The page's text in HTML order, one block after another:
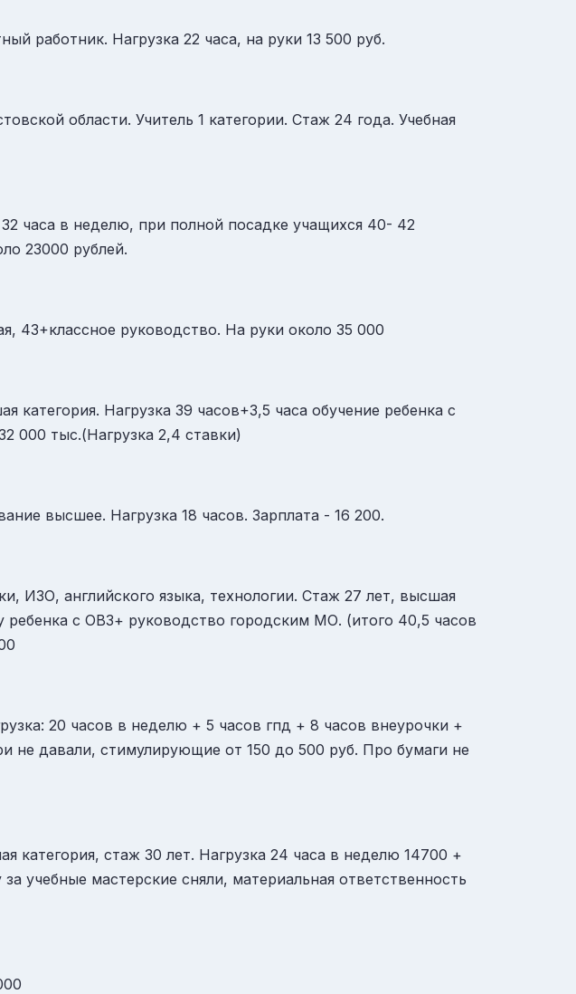
работник. Нагрузка 22 часа, на руки 13 500 руб.
области. Учитель 1 категории. Стаж 24 года. Учебная
часа в неделю, при полной посадке учащихся 40- 42
23000 рублей.
43+классное руководство. На руки около 35 000
категория. Нагрузка 39 часов+3,5 часа обучение ребенка с
000 тыс.(Нагрузка 2,4 ставки)
высшее. Нагрузка 18 часов. Зарплата - 16 200.
ИЗО, английского языка, технологии. Стаж 27 лет, высшая
ребенка с ОВЗ+ руководство городским МО. (итого 40,5 часов
20 часов в неделю + 5 часов гпд + 8 часов внеурочки +
не давали, стимулирующие от 150 до 500 руб. Про бумаги не
категория, стаж 30 лет. Нагрузка 24 часа в неделю 14700 +
учебные мастерские сняли, материальная ответственность